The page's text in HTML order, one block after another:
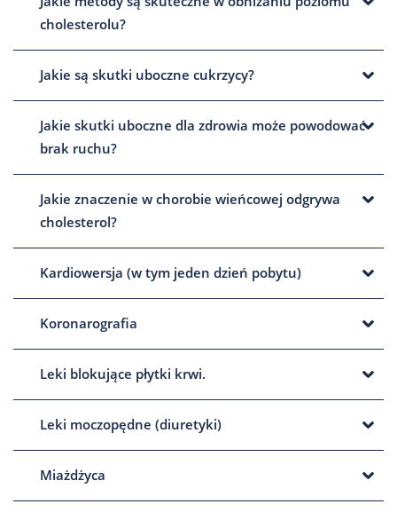
cholesterolu?
Jakie są skutki uboczne cukrzycy?
Jakie skutki uboczne dla zdrowia może powodować
brak ruchu?
Jakie znaczenie w chorobie wieńcowej odgrywa
cholesterol?
Kardiowersja (w tym jeden dzień pobytu)
Koronarografia
Leki blokujące płytki krwi.
Leki moczopędne (diuretyki)
Miażdżyca